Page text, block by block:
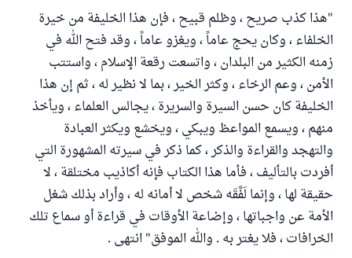
"هذا كذب صريح ، وظلم قبيح ، فإن هذا الخليفة من خيرة
الخلفاء ، وكان يحج عاماً ، ويغزو عاماً ، وقد فتح الله في
زمنه الكثير من البلدان ، واتسعت رقعة الإسلام ، واستتب
الأمن ، وعم الرخاء ، وكثر الخير ، بما لا نظير له ، ثم إن هذا
الخليفة كان حسن السيرة والسريرة ، يجالس العلماء ، ويأخذ
منهم ، ويسمع المواعظ ويبكي ، ويخشع ويكثر العبادة
والتهجد والقراءة والذكر ، كما ذكر في سيرته المشهورة التي
أفردت بالتأليف ، فأما هذا الكتاب فإنه أكاذيب مختلقة ، لا
حقيقة لها ، وإنما لَفَّقَه شخص لا أمانه له ، وأراد بذلك شغل
الأمة عن واجباتها ، وإضاعة الأوقات في قراءة أو سماع تلك
الخرافات ، فلا يغتر به . والله الموفق" انتهى .